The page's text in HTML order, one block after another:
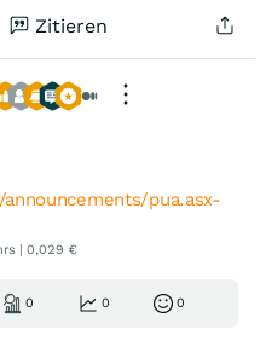
Zitieren
pua.asx-
| 0,029 €
0 0 0